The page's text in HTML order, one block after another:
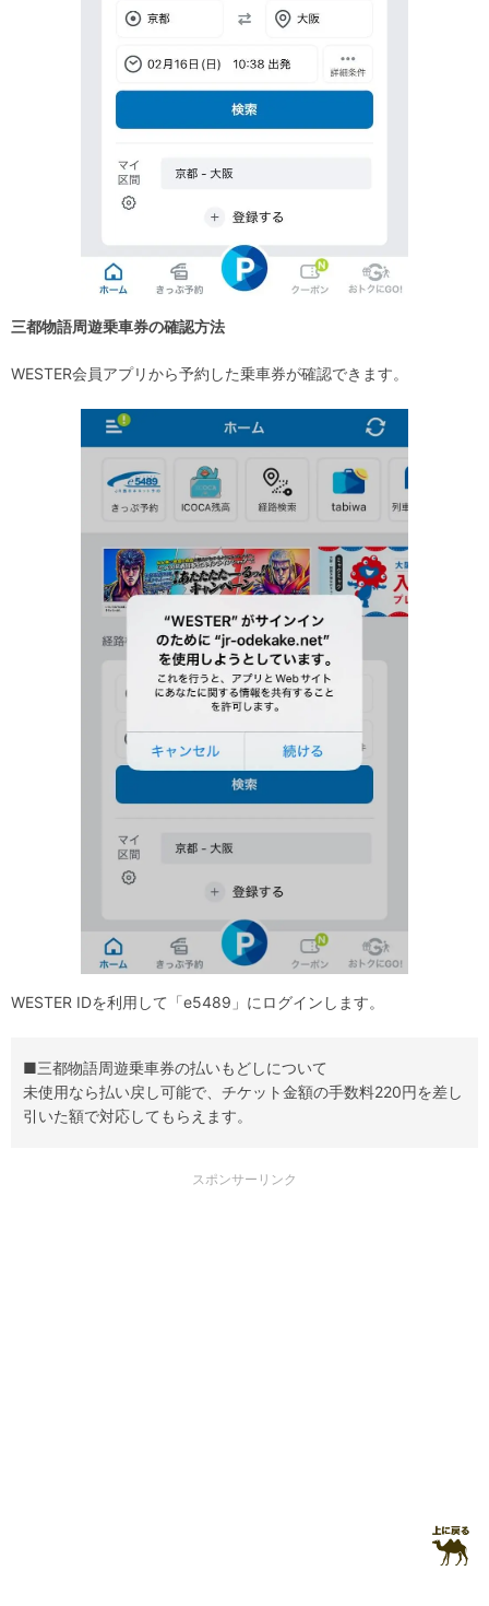
三都物語周遊乗車券の確認方法
WESTER会員アプリから予約した乗車券が確認できます。
WESTER IDを利用して「e5489」にログインします。
■三都物語周遊乗車券の払いもどしについて
未使用なら払い戻し可能で、チケット金額の手数料220円を差し
引いた額で対応してもらえます。
スポンサーリンク